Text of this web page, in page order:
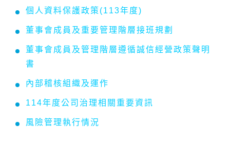
個人資料保護政策(113年度)
董事會成員及重要管理階層接班規劃
董事會成員及管理階層遵循誠信經營政策聲明
書
內部稽核組織及運作
114年度公司治理相關重要資訊
風險管理執行情況